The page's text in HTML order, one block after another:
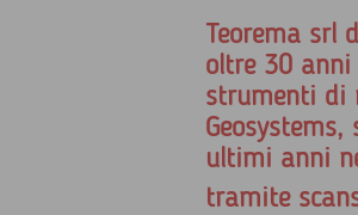
Teorema srl
oltre 30
strumenti di
Geosystems,
ultimi anni
tramite